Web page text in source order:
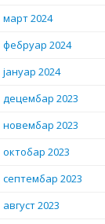
март 2024
фебруар 2024
јануар 2024
децембар 2023
новембар 2023
октобар 2023
септембар 2023
август 2023